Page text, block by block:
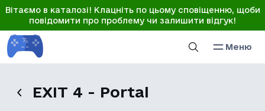
Вітаємо в каталозі! Клацніть по цьому сповіщенню, щоби
повідомити про проблему чи залишити відгук!
Меню
EXIT 4 - Portal